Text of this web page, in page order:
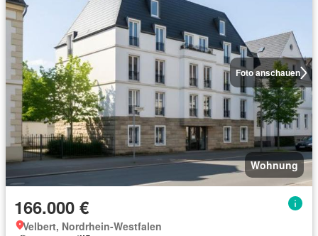
Foto anschauen
Wohnung
166.000 €
Velbert, Nordrhein-Westfalen